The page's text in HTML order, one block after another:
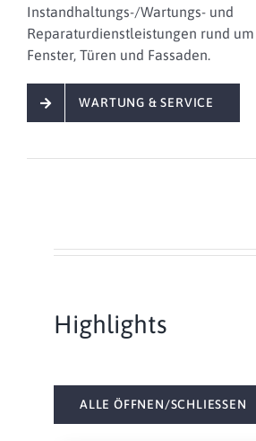
Instandhaltungs-/Wartungs- und
Reparaturdienstleistungen rund
Fenster, Türen und Fassaden.
WARTUNG & SERVICE
Highlights
ALLE ÖFFNEN/SCHLIESSEN